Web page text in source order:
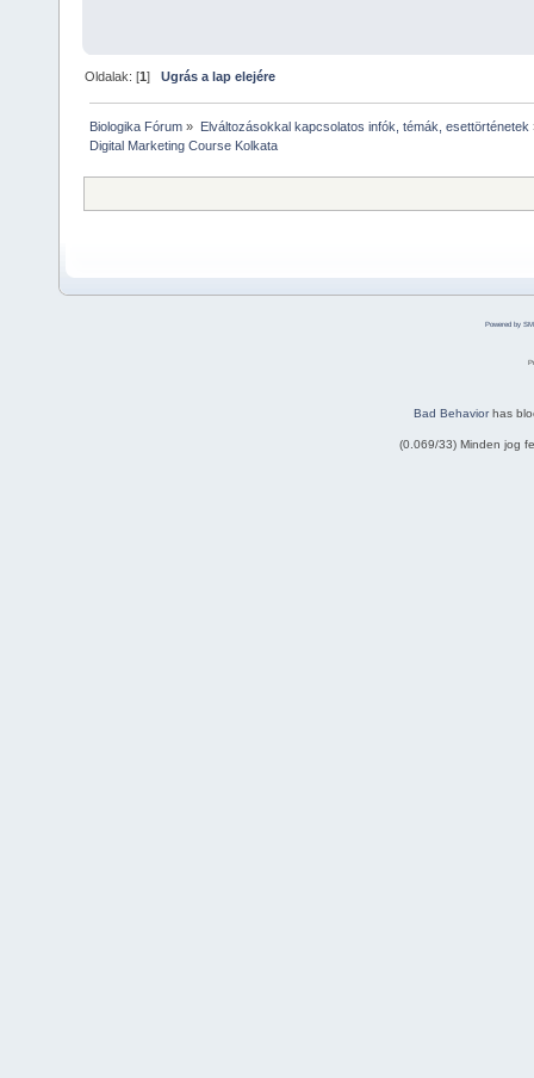
Oldalak: [1]Ugrás a lap elejére
Biologika Fórum » Elváltozásokkal kapcsolatos infók, témák, esettörténetek
Digital Marketing Course Kolkata
Powered by
Bad Behaviorhas
(0.069/33) Minden jog